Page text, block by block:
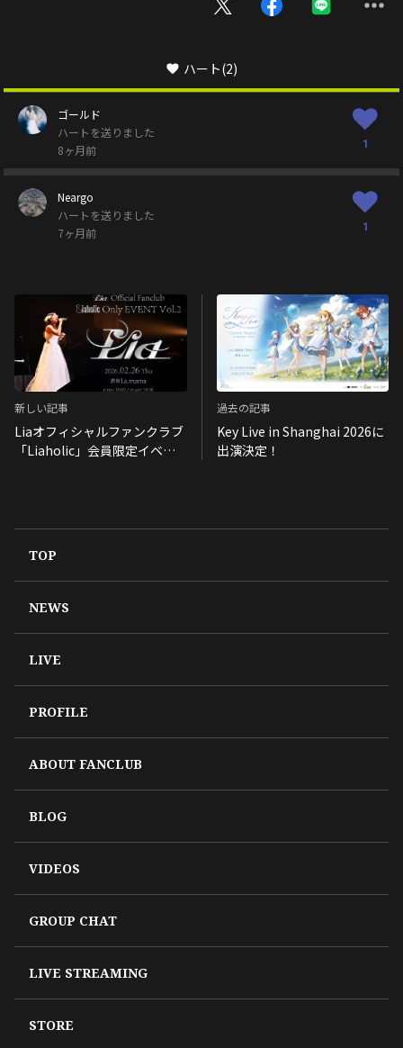
ハート(2)
ゴールド
ハートを送りました
8ヶ月前
1
Neargo
ハートを送りました
7ヶ月前
1
新しい記事
Liaオフィシャルファンクラブ
「Liaholic」会員限定イベン
過去の記事
Key Live in Shanghai 2026に
出演決定！
TOP
NEWS
LIVE
PROFILE
ABOUT FANCLUB
BLOG
VIDEOS
GROUP CHAT
LIVE STREAMING
STORE